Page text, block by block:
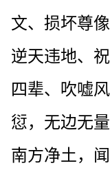
文、损坏尊
逆天违地、
四辈、吹嘘
愆，无边无
南方净土，